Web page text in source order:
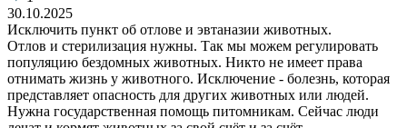
30.10.2025
Исключить пункт об отлове и эвтаназии животных.
Отлов и стерилизация нужны. Так мы можем регулировать
популяцию бездомных животных. Никто не имеет права
отнимать жизнь у животного. Исключение - болезнь, которая
представляет опасность для других животных или людей.
Нужна государственная помощь питомникам. Сейчас люди